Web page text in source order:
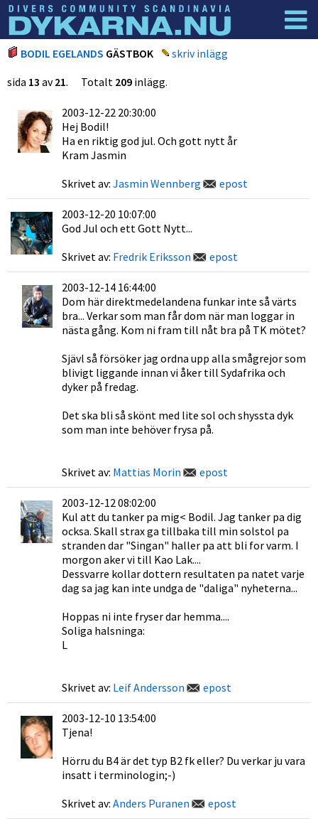
Dyknyheter
BODIL EGELANDS GÄSTBOK
skriv inlägg
sida 13 av21. Totalt 209 inlägg.
2003-12-22 20:30:00
Hej Bodil!
Ha en riktig god jul. Och gott nytt år
Kram Jasmin
Skrivet av: Jasmin Wennberg epost
2003-12-20 10:07:00
God Jul och ett Gott Nytt...
Skrivet av: Fredrik Eriksson epost
2003-12-14 16:44:00
Dom här direktmedelandena funkar inte så värts
bra... Verkar som man får dom när man loggar in
nästa gång. Kom ni fram till nåt bra på TK mötet?
Sjävl så försöker jag ordna upp alla smågrejor som
blivigt liggande innan vi åker till Sydafrika och
dyker på fredag.
Det ska bli så skönt med lite sol och shyssta dyk
som man inte behöver frysa på.
Skrivet av: Mattias Morin epost
2003-12-12 08:02:00
Kul att du tanker pa mig< Bodil. Jag tanker pa dig
ocksa. Skall strax ga tillbaka till min solstol pa
stranden dar "Singan" haller pa att bli for varm. I
morgon aker vi till Kao Lak....
Dessvarre kollar dottern resultaten pa natet varje
dag sa jag kan inte undga de "daliga" nyheterna...
Hoppas ni inte fryser dar hemma....
Soliga halsninga:
L
Skrivet av: Leif Andersson epost
2003-12-10 13:54:00
Tjena!
Hörru du B4 är det typ B2 fk eller? Du verkar ju vara
insatt i terminologin;-)
Skrivet av: Anders Puranen epost